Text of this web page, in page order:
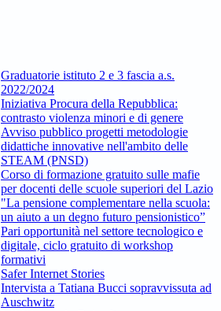
Graduatorie istituto 2 e 3 fascia a.s.
2022/2024
Iniziativa Procura della Repubblica:
contrasto violenza minori e di genere
Avviso pubblico progetti metodologie
didattiche innovative nell'ambito delle
STEAM (PNSD)
Corso di formazione gratuito sulle mafie
per docenti delle scuole superiori del Lazio
"La pensione complementare nella scuola:
un aiuto a un degno futuro pensionistico”
Pari opportunità nel settore tecnologico e
digitale, ciclo gratuito di workshop
formativi
Safer Internet Stories
Intervista a Tatiana Bucci sopravvissuta ad
Auschwitz